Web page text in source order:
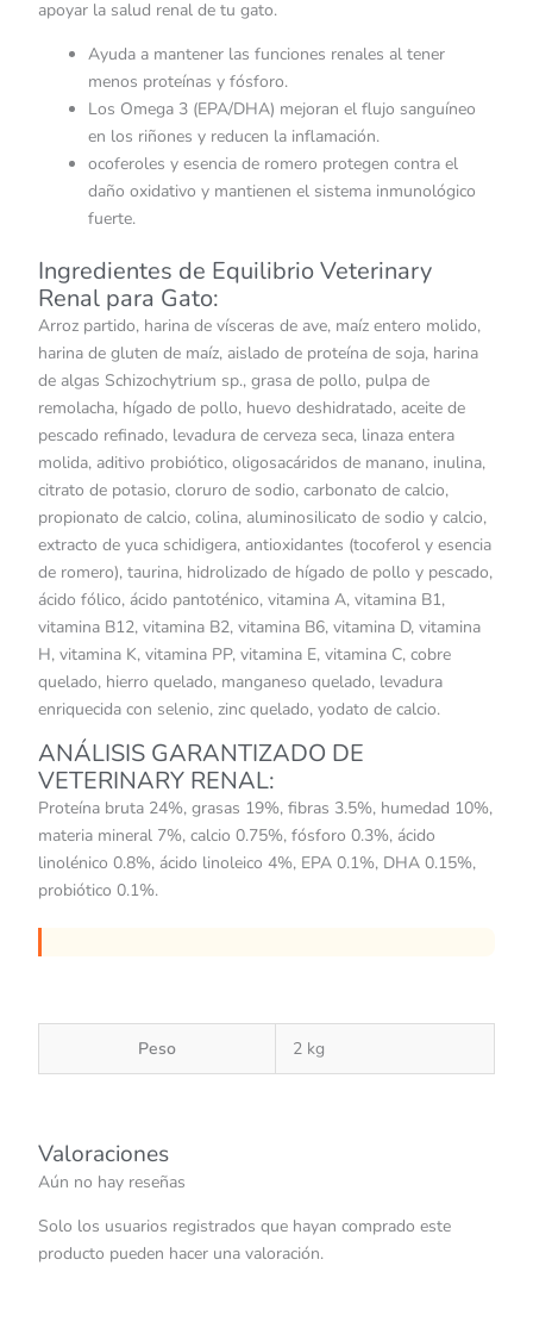
apoyar la salud renal de tu gato.
Ayuda a mantener las funciones renales al tener
menos proteínas y fósforo.
Los Omega 3 (EPA/DHA) mejoran el flujo sanguíneo
en los riñones y reducen la inflamación.
ocoferoles y esencia de romero protegen contra el
daño oxidativo y mantienen el sistema inmunológico
fuerte.
Ingredientes de Equilibrio Veterinary
Renal para Gato:
Arroz partido, harina de vísceras de ave, maíz entero molido,
harina de gluten de maíz, aislado de proteína de soja, harina
de algas Schizochytrium sp., grasa de pollo, pulpa de
remolacha, hígado de pollo, huevo deshidratado, aceite de
pescado refinado, levadura de cerveza seca, linaza entera
molida, aditivo probiótico, oligosacáridos de manano, inulina,
citrato de potasio, cloruro de sodio, carbonato de calcio,
propionato de calcio, colina, aluminosilicato de sodio y calcio,
extracto de yuca schidigera, antioxidantes (tocoferol y esencia
de romero), taurina, hidrolizado de hígado de pollo y pescado,
ácido fólico, ácido pantoténico, vitamina A, vitamina B1,
vitamina B12, vitamina B2, vitamina B6, vitamina D, vitamina
H, vitamina K, vitamina PP, vitamina E, vitamina C, cobre
quelado, hierro quelado, manganeso quelado, levadura
enriquecida con selenio, zinc quelado, yodato de calcio.
ANÁLISIS GARANTIZADO DE
VETERINARY RENAL:
Proteína bruta 24%, grasas 19%, fibras 3.5%, humedad 10%,
materia mineral 7%, calcio 0.75%, fósforo 0.3%, ácido
linolénico 0.8%, ácido linoleico 4%, EPA 0.1%, DHA 0.15%,
probiótico 0.1%.
Peso 2 kg
Valoraciones
Aún no hay reseñas
Solo los usuarios registrados que hayan comprado este
producto pueden hacer una valoración.